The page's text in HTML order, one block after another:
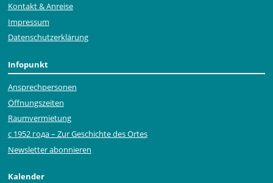
Kontakt & Anreise
Impressum
Datenschutzerklärung
Infopunkt
Ansprechpersonen
Öffnungszeiten
Raumvermietung
с 1952 года – Zur Geschichte des Ortes
Newsletter abonnieren
Kalender